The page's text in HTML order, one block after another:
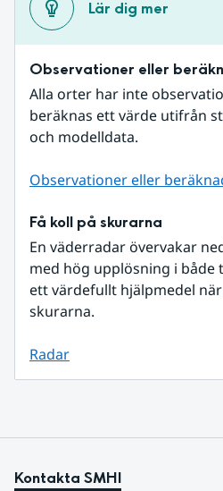
Lär dig mer
Observationer eller
Alla orter har inte
beräknas ett värde utifrån
och modelldata.
Observationer eller
Få koll på skurarna
En väderradar övervakar
med hög upplösning i både
ett värdefullt hjälpmedel
skurarna.
Radar
Kontakta SMHI